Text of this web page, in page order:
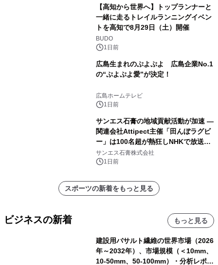
【高知から世界へ】トップランナーと
一緒に走るトレイルランニングイベン
トを高知で8月29日（土）開催
BUDO
1日前
広島生まれのぷよぷよ 広島企業No.1
の“ぷよぷよ愛”が決定！
広島ホームテレビ
1日前
サンエス石膏の地域貢献活動が加速 ―
関連会社Attipect主催「田んぼラグビ
ー」は100名超が熱狂しNHKで放送さ
れました。
サンエス石膏株式会社
1日前
スポーツの新着をもっと見る
ビジネスの新着 もっと見る
建設用バサルト繊維の世界市場（2026
年～2032年）、市場規模（＜10mm、
10-50mm、50-100mm）・分析レポー